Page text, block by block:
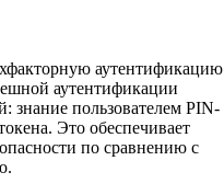
аутентификацию
аутентификации
знание пользователем PIN-
Это обеспечивает
по сравнению с